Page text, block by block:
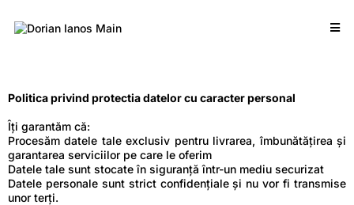
Politica privind protectia datelor cu caracter personal
Îţi garantăm că:
Procesăm datele tale exclusiv pentru livrarea, îmbunătăţirea şi
garantarea serviciilor pe care le oferim
Datele tale sunt stocate în siguranţă într-un mediu securizat
Datele personale sunt strict confidenţiale şi nu vor fi transmise
unor terţi.